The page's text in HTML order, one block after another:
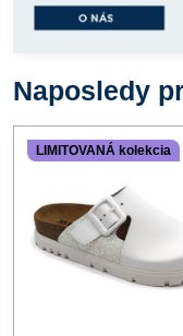
Naposledy
LIMITOVANÁ kolekcia